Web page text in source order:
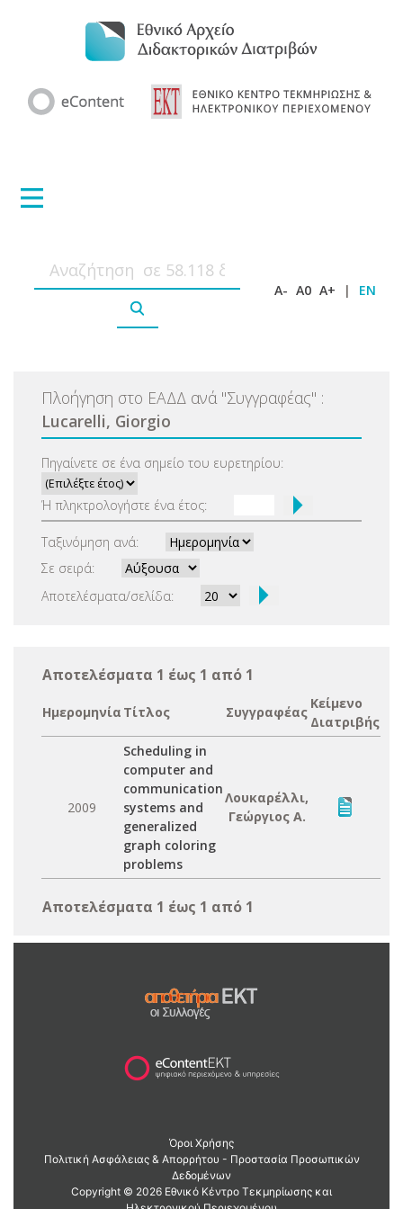
A- A0 A+ | EN
Πλοήγηση στο ΕΑΔΔ ανά "Συγγραφέας" :
Lucarelli, Giorgio
Πηγαίνετε σε ένα σημείο του ευρετηρίου:
Ή πληκτρολογήστε ένα έτος:
Ταξινόμηση ανά:
Σε σειρά:
Αποτελέσματα/σελίδα:
Αποτελέσματα 1 έως 1 από 1
Ημερομηνία Τίτλος Συγγραφέας
Κείμενο
Διατριβής
2009
Scheduling in
computer and
communication
systems and
generalized
graph coloring
problems
Λουκαρέλλι,
Γεώργιος Α.
Αποτελέσματα 1 έως 1 από 1